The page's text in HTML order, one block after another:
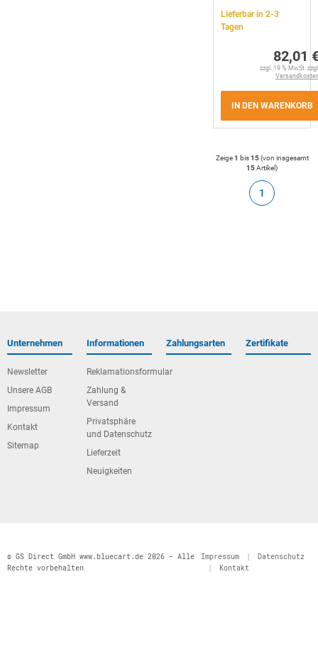
Lieferbar in 2-3
Tagen
82,01
zzgl. 19 % MwSt.
IN DEN WARENKORB
Zeige1 bis15(von insgesamt
15Artikel)
1
Unternehmen
Newsletter
Unsere AGB
Impressum
Kontakt
Sitemap
Informationen
Reklamationsformular
Zahlung &
Versand
Privatsphäre
und Datenschutz
Lieferzeit
Neuigkeiten
Zahlungsarten Zertifikate
© GS Direct GmbH www.bluecart.de 2026 - Alle
Rechte vorbehalten
Impressum |
Datenschutz
|
Kontakt